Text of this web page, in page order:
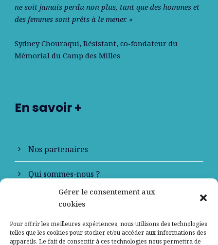
Gérer le consentement aux
cookies
Pour offrir les meilleures expériences, nous utilisons des technologies
telles que les cookies pour stocker et/ou accéder aux informations des
appareils. Le fait de consentir à ces technologies nous permettra de
ne soit jamais perdu non plus, tant que des hommes et
des femmes sont prêts à le mener. »
Sydney Chouraqui, Résistant, co-fondateur du
Mémorial du Camp des Milles
En savoir +
Nos partenaires
Qui sommes-nous ?
Contactez-nous
Mentions légales